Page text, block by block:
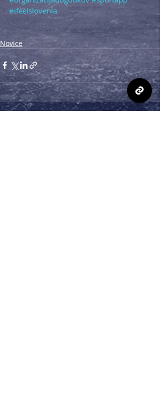
#ifeelslovenia
Novice